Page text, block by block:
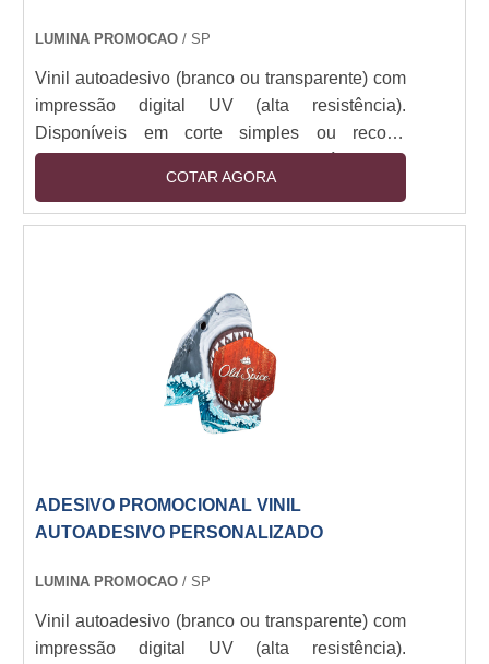
LUMINA PROMOCAO / SP
Vinil autoadesivo (branco ou transparente) com
impressão digital UV (alta resistência).
Disponíveis em corte simples ou recorte
especial (plotter). Camada removível sem
resíduos. Resistência a intempéries (6+ meses
outdoor). Espessuras: 80-150 micra. Aplicação
COTAR AGORA
ADESIVO PROMOCIONAL VINIL
AUTOADESIVO PERSONALIZADO
LUMINA PROMOCAO / SP
Vinil autoadesivo (branco ou transparente) com
impressão digital UV (alta resistência).